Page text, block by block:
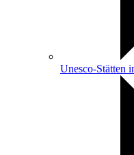
Unesco-Stätten